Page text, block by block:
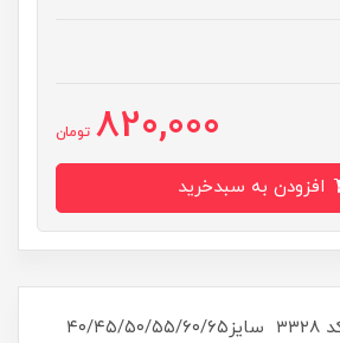
820,000 تومان
کراپ حروف پفکی کد ۳۳۲۸ سایز۴۰/۴۵/۵۰/۵۵/۶۰/۶۵